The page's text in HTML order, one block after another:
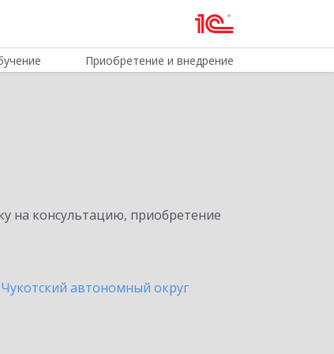
Приобретение и внедрение
на консультацию, приобретение
Чукотский автономный округ